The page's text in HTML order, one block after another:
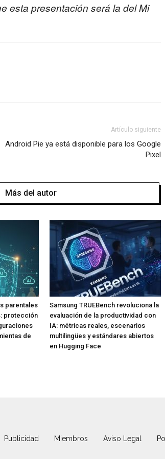
esta presentación será la del Mi
Artículo siguiente
Android Pie ya está disponible para los Google
Pixel
Más del autor
parentales
protección
de
Samsung TRUEBench revoluciona la
evaluación de la productividad con
IA: métricas reales, escenarios
multilingües y estándares abiertos
en Hugging Face
Publicidad Miembros Aviso Legal